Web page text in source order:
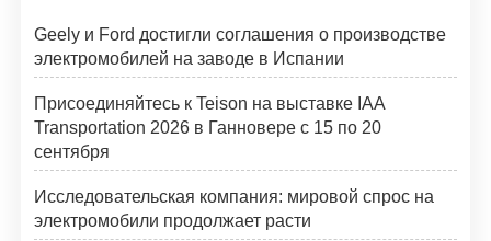
Geely и Ford достигли соглашения о производстве
электромобилей на заводе в Испании
Присоединяйтесь к Teison на выставке IAA
Transportation 2026 в Ганновере с 15 по 20
сентября
Исследовательская компания: мировой спрос на
электромобили продолжает расти